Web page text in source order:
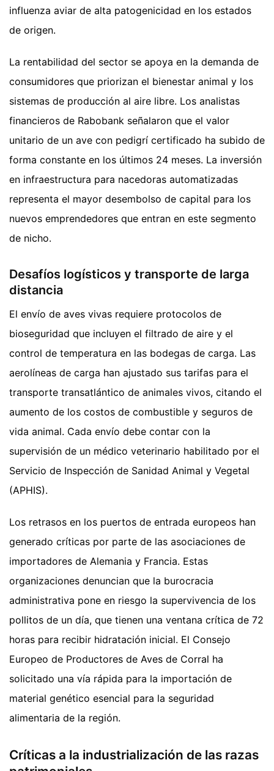
influenza aviar de alta patogenicidad en los estados
de origen.
La rentabilidad del sector se apoya en la demanda de
consumidores que priorizan el bienestar animal y los
sistemas de producción al aire libre. Los analistas
financieros de Rabobank señalaron que el valor
unitario de un ave con pedigrí certificado ha subido de
forma constante en los últimos 24 meses. La inversión
en infraestructura para nacedoras automatizadas
representa el mayor desembolso de capital para los
nuevos emprendedores que entran en este segmento
de nicho.
Desafíos logísticos y transporte de larga
distancia
El envío de aves vivas requiere protocolos de
bioseguridad que incluyen el filtrado de aire y el
control de temperatura en las bodegas de carga. Las
aerolíneas de carga han ajustado sus tarifas para el
transporte transatlántico de animales vivos, citando el
aumento de los costos de combustible y seguros de
vida animal. Cada envío debe contar con la
supervisión de un médico veterinario habilitado por el
Servicio de Inspección de Sanidad Animal y Vegetal
(APHIS).
Los retrasos en los puertos de entrada europeos han
generado críticas por parte de las asociaciones de
importadores de Alemania y Francia. Estas
organizaciones denuncian que la burocracia
administrativa pone en riesgo la supervivencia de los
pollitos de un día, que tienen una ventana crítica de 72
horas para recibir hidratación inicial. El Consejo
Europeo de Productores de Aves de Corral ha
solicitado una vía rápida para la importación de
material genético esencial para la seguridad
alimentaria de la región.
Críticas a la industrialización de las razas